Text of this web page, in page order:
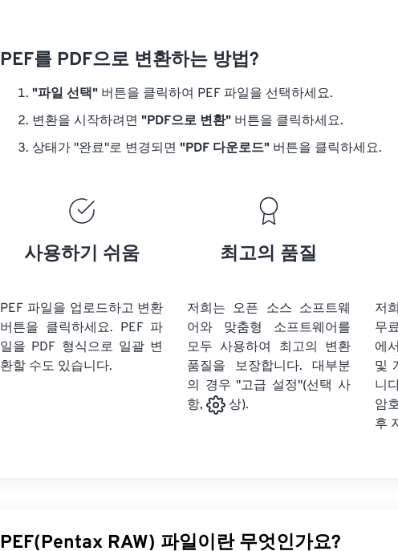
PEF를 PDF으로 변환하는 방법?
"파일 선택" 버튼을 클릭하여 PEF 파일을 선택하세요.
변환을 시작하려면 "PDF으로 변환" 버튼을 클릭하세요.
상태가 "완료"로 변경되면 "PDF 다운로드" 버튼을 클릭하세요.
사용하기 쉬움
PEF 파일을 업로드하고 변환
버튼을 클릭하세요. PEF 파
일을 PDF 형식으로 일괄 변
환할 수도 있습니다.
최고의 품질
저희는 오픈 소스 소프트웨
어와 맞춤형 소프트웨어를
모두 사용하여 최고의 변환
품질을 보장합니다. 대부분
의 경우 "고급 설정"(선택 사
항,
상).
저
무
에
및
니
암
후
PEF(Pentax RAW) 파일이란 무엇인가요?